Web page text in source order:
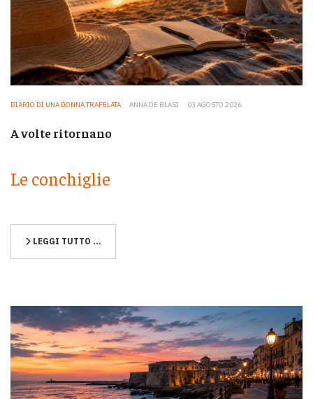
DIARIO DI UNA DONNA TRAFELATA ANNA DE BLASI 03 AGOSTO 2026
A volte ritornano
Le conchiglie
LEGGI TUTTO …